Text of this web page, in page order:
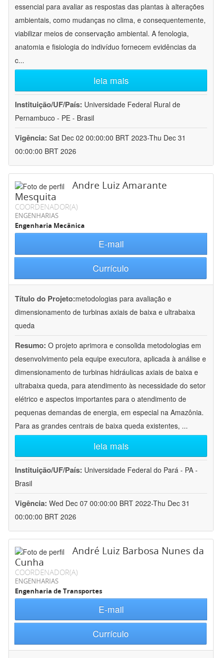
essencial para avaliar as respostas das plantas à alterações
ambientais, como mudanças no clima, e consequentemente,
viabilizar meios de conservação ambiental. A fenologia,
anatomia e fisiologia do indivíduo fornecem evidências da
c...
leia mais
Instituição/UF/País: Universidade Federal Rural de
Pernambuco - PE - Brasil
Vigência: Sat Dec 02 00:00:00 BRT 2023-Thu Dec 31
00:00:00 BRT 2026
Andre Luiz Amarante
Mesquita
COORDENADOR(A)
ENGENHARIAS
Engenharia Mecânica
E-mail
Currículo
Título do Projeto:metodologias para avaliação e
dimensionamento de turbinas axiais de baixa e ultrabaixa
queda
Resumo: O projeto aprimora e consolida metodologias em
desenvolvimento pela equipe executora, aplicada à análise e
dimensionamento de turbinas hidráulicas axiais de baixa e
ultrabaixa queda, para atendimento às necessidade do setor
elétrico e aspectos importantes para o atendimento de
pequenas demandas de energia, em especial na Amazônia.
Para as grandes centrais de baixa queda existentes, ...
leia mais
Instituição/UF/País: Universidade Federal do Pará - PA -
Brasil
Vigência: Wed Dec 07 00:00:00 BRT 2022-Thu Dec 31
00:00:00 BRT 2026
André Luiz Barbosa Nunes da
Cunha
COORDENADOR(A)
ENGENHARIAS
Engenharia de Transportes
E-mail
Currículo